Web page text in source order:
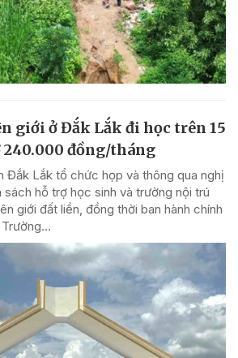
giới ở Đắk Lắk đi học trên 15
đồng/tháng
Đắk Lắk tổ chức họp và thông qua nghị
hỗ trợ học sinh và trường nội trú
giới đất liền, đồng thời ban hành chính